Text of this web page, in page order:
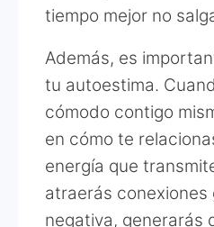
tiempo mejor no
Además, es
tu autoestima.
cómodo contigo
en cómo te
energía que
atraerás conexiones
negativa, generarás